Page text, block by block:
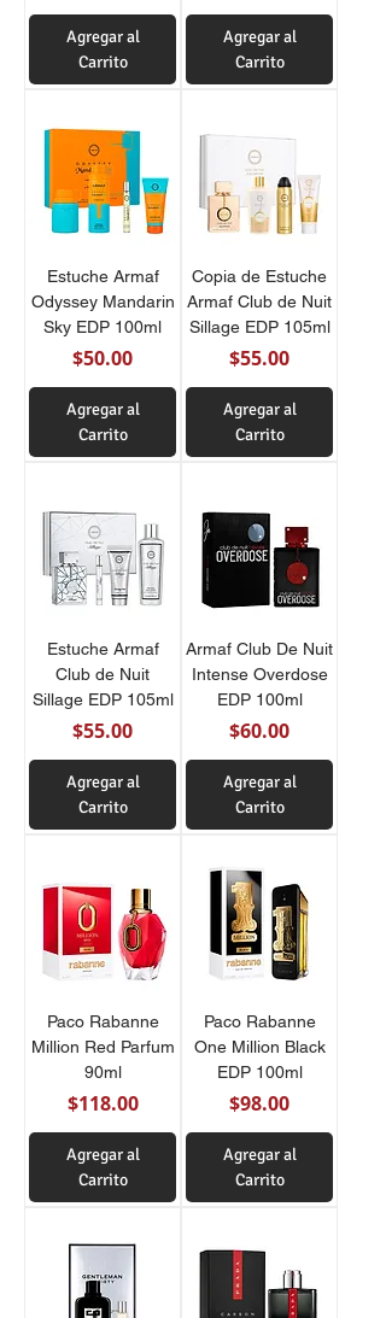
Agregar al
Carrito
Agregar al
Carrito
Estuche Armaf
Odyssey Mandarin
Sky EDP 100ml
Precio
$50.00
Agregar al
Carrito
Copia de Estuche
Armaf Club de Nuit
Sillage EDP 105ml
Precio
$55.00
Agregar al
Carrito
Estuche Armaf
Club de Nuit
Sillage EDP 105ml
Precio
$55.00
Agregar al
Carrito
Armaf Club De Nuit
Intense Overdose
EDP 100ml
Precio
$60.00
Agregar al
Carrito
Paco Rabanne
Million Red Parfum
90ml
Precio
$118.00
Agregar al
Carrito
Paco Rabanne
One Million Black
EDP 100ml
Precio
$98.00
Agregar al
Carrito